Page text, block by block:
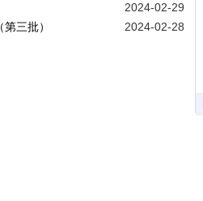
2024-02-29
三批）
2024-02-28